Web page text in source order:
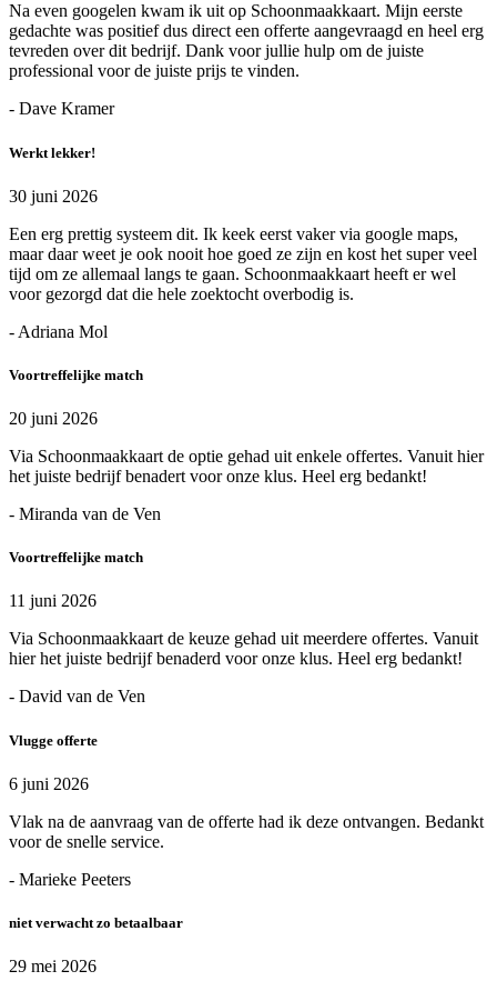
Na even googelen kwam ik uit op Schoonmaakkaart. Mijn eerste
gedachte was positief dus direct een offerte aangevraagd en heel erg
tevreden over dit bedrijf. Dank voor jullie hulp om de juiste
professional voor de juiste prijs te vinden.
- Dave Kramer
Werkt lekker!
30 juni 2026
Een erg prettig systeem dit. Ik keek eerst vaker via google maps,
maar daar weet je ook nooit hoe goed ze zijn en kost het super veel
tijd om ze allemaal langs te gaan. Schoonmaakkaart heeft er wel
voor gezorgd dat die hele zoektocht overbodig is.
- Adriana Mol
Voortreffelijke match
20 juni 2026
Via Schoonmaakkaart de optie gehad uit enkele offertes. Vanuit hier
het juiste bedrijf benadert voor onze klus. Heel erg bedankt!
- Miranda van de Ven
Voortreffelijke match
11 juni 2026
Via Schoonmaakkaart de keuze gehad uit meerdere offertes. Vanuit
hier het juiste bedrijf benaderd voor onze klus. Heel erg bedankt!
- David van de Ven
Vlugge offerte
6 juni 2026
Vlak na de aanvraag van de offerte had ik deze ontvangen. Bedankt
voor de snelle service.
- Marieke Peeters
niet verwacht zo betaalbaar
29 mei 2026